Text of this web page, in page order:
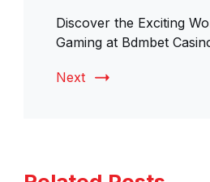
Discover the Exciting
Gaming at Bdmbet
Next